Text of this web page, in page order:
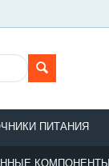
ПИТАНИЯ
КОМПОНЕНТЫ